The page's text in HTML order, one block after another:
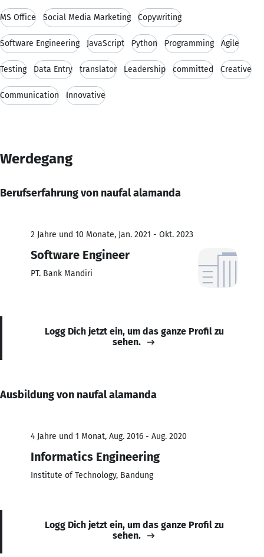
MS Office Social Media Marketing Copywriting
Software Engineering JavaScript Python Programming Agile
Testing Data Entry translator Leadership committed Creative
Communication Innovative
Werdegang
Berufserfahrung von naufal alamanda
2 Jahre und 10 Monate, Jan. 2021 - Okt. 2023
Software Engineer
PT. Bank Mandiri
Logg Dich jetzt ein, um das ganze Profil zu
sehen.
Ausbildung von naufal alamanda
4 Jahre und 1 Monat, Aug. 2016 - Aug. 2020
Informatics Engineering
Institute of Technology, Bandung
Logg Dich jetzt ein, um das ganze Profil zu
sehen.